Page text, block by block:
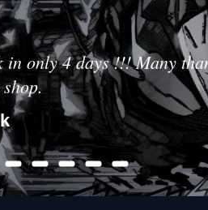
only 4 days !!! Many